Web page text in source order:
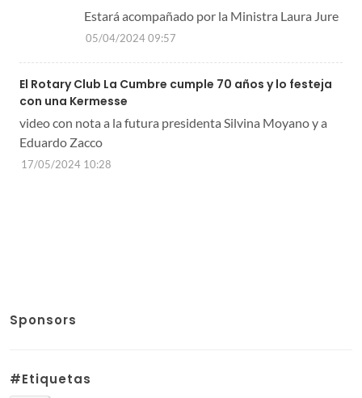
Estará acompañado por la Ministra Laura Jure
05/04/2024 09:57
El Rotary Club La Cumbre cumple 70 años y lo festeja
con una Kermesse
video con nota a la futura presidenta Silvina Moyano y a
Eduardo Zacco
17/05/2024 10:28
Sponsors
#Etiquetas